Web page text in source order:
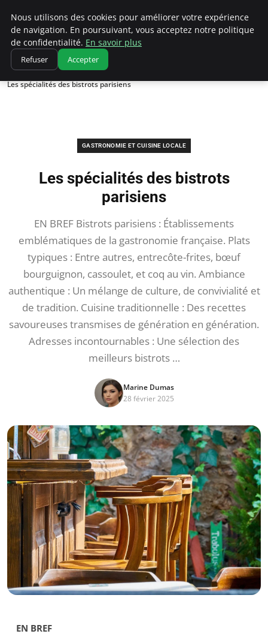
Correze Co
Accueil
Gastronomie et cuisine locale
Les spécialités des bistrots parisiens
GASTRONOMIE ET CUISINE LOCALE
Les spécialités des bistrots
parisiens
EN BREF Bistrots parisiens : Établissements
emblématiques de la gastronomie française. Plats
typiques : Entre autres, entrecôte-frites, bœuf
bourguignon, cassoulet, et coq au vin. Ambiance
authentique : Un mélange de culture, de convivialité et
de tradition. Cuisine traditionnelle : Des recettes
savoureuses transmises de génération en génération.
Adresses incontournables : Une sélection des
meilleurs bistrots …
Marine Dumas
28 février 2025
EN BREF
Nous utilisons des cookies pour améliorer votre expérience
de navigation. En poursuivant, vous acceptez notre politique
de confidentialité. En savoir plus
Refuser Accepter